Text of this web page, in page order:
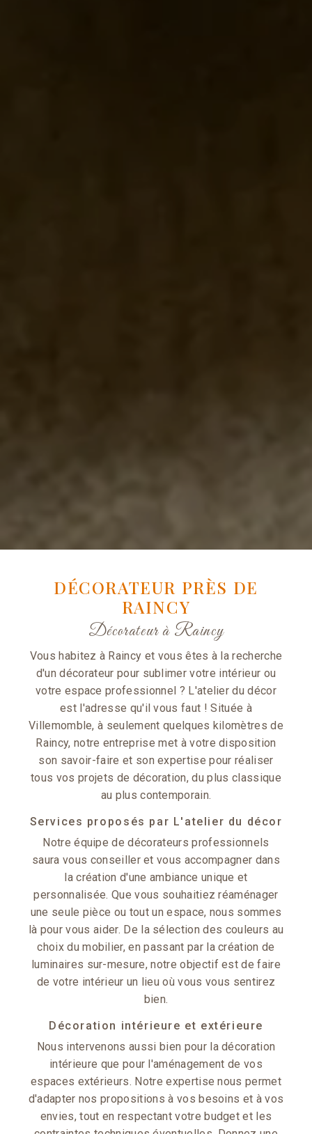
DÉCORATEUR PRÈS DE
RAINCY
Décorateur à Raincy
Vous habitez à Raincy et vous êtes à la recherche
d'un décorateur pour sublimer votre intérieur ou
votre espace professionnel ? L'atelier du décor
est l'adresse qu'il vous faut ! Située à
Villemomble, à seulement quelques kilomètres de
Raincy, notre entreprise met à votre disposition
son savoir-faire et son expertise pour réaliser
tous vos projets de décoration, du plus classique
au plus contemporain.
Services proposés par L'atelier du décor
Notre équipe de décorateurs professionnels
saura vous conseiller et vous accompagner dans
la création d'une ambiance unique et
personnalisée. Que vous souhaitiez réaménager
une seule pièce ou tout un espace, nous sommes
là pour vous aider. De la sélection des couleurs au
choix du mobilier, en passant par la création de
luminaires sur-mesure, notre objectif est de faire
de votre intérieur un lieu où vous vous sentirez
bien.
Décoration intérieure et extérieure
Nous intervenons aussi bien pour la décoration
intérieure que pour l'aménagement de vos
espaces extérieurs. Notre expertise nous permet
d'adapter nos propositions à vos besoins et à vos
envies, tout en respectant votre budget et les